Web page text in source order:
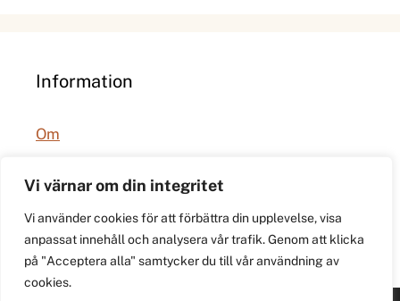
Vi värnar om din integritet
Vi använder cookies för att förbättra din upplevelse, visa
anpassat innehåll och analysera vår trafik. Genom att klicka
på "Acceptera alla" samtycker du till vår användning av
cookies.
Information
Om